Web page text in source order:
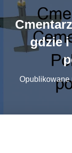
gdzie i
Opublikowane